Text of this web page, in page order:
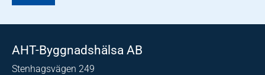
AHT-Byggnadshälsa AB
Stenhagsvägen 249